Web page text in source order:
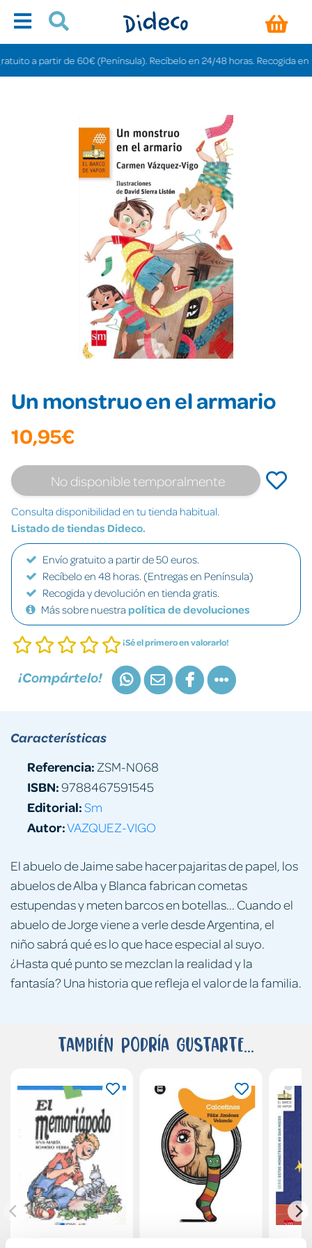
a partir de 60€ (Península). Recíbelo en 24/48 horas. Recogida en
Un monstruo en el armario
10,95€
No disponible temporalmente
Consulta disponibilidad en tu tienda habitual.
Listado de tiendas Dideco.
Envío gratuito a partir de 50 euros.
Recíbelo en 48 horas. (Entregas en Península)
Recogida y devolución en tienda gratis.
Más sobre nuestra política de devoluciones
¡Sé el primero en valorarlo!
¡Compártelo!
El abuelo de Jaime sabe hacer pajaritas de papel, los
abuelos de Alba y Blanca fabrican cometas
estupendas y meten barcos en botellas... Cuando el
abuelo de Jorge viene a verle desde Argentina, el
niño sabrá qué es lo que hace especial al suyo.
¿Hasta qué punto se mezclan la realidad y la
fantasía? Una historia que refleja el valor de la familia.
Características
Referencia: ZSM-N068
ISBN:9788467591545
Editorial:Sm
Autor:VAZQUEZ-VIGO
También podría gustarte...